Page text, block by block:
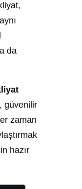
da
güvenilir
zaman
hazır